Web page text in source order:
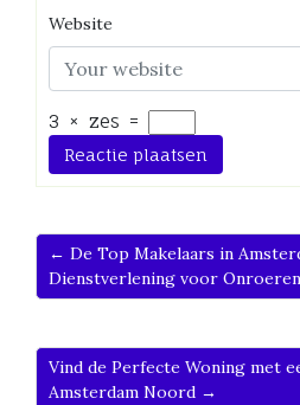
Website
3 × zes =
← De Top Makelaars in
Dienstverlening voor
Vind de Perfecte Woning met
Amsterdam Noord →